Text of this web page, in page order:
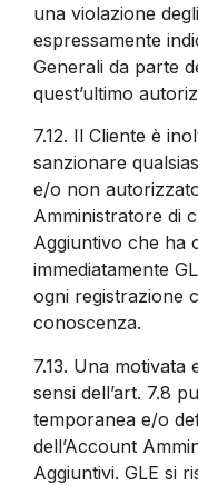
una violazione
espressamente
Generali da parte
quest’ultimo
7.12. Il Cliente è
sanzionare
e/o non
Amministratore di
Aggiuntivo che ha
immediatamente
ogni registrazione
conoscenza.
7.13. Una motivata
sensi dell’art. 7.8
temporanea e/o
dell’Account
Aggiuntivi. GLE si